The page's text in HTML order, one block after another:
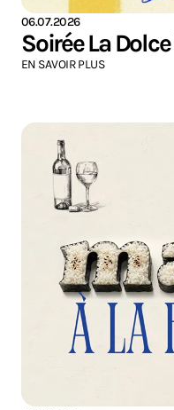
06.07.2026
Soirée La
EN SAVOIR PLUS